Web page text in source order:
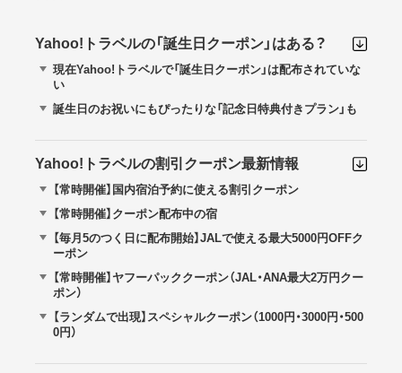
Yahoo!トラベルの「誕生日クーポン」はある？
現在Yahoo!トラベルで「誕生日クーポン」は配布されていな
い
誕生日のお祝いにもぴったりな「記念日特典付きプラン」も
Yahoo!トラベルの割引クーポン最新情報
【常時開催】国内宿泊予約に使える割引クーポン
【常時開催】クーポン配布中の宿
【毎月5のつく日に配布開始】JALで使える最大5000円OFFク
ーポン
【常時開催】ヤフーパッククーポン（JAL・ANA最大2万円クー
ポン）
【ランダムで出現】スペシャルクーポン（1000円・3000円・500
0円）